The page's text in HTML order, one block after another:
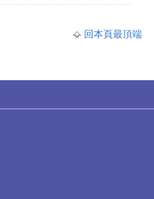
回本頁最頂端